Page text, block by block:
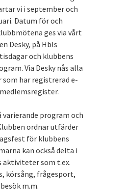
vi i september och
Datum för och
ges via vårt
Desky, på Hbls
och klubbens
Via Desky nås alla
har registrerad e-
varierande program och
ordnar utfärder
för klubbens
kan också delta i
aktiviteter som t.ex.
körsång, frågesport,
m.m.